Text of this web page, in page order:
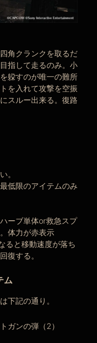
角クランクを取るだ
指して走るのみ。小
躱すのが唯一の難所
を入れて攻撃を空振
スルー出来る。復路
。
低限のアイテムのみ
ーブ単体or救急スプ
体力が赤表示
ると移動速度が落ち
復する。
ム
下記の通り。
ガンの弾（2）